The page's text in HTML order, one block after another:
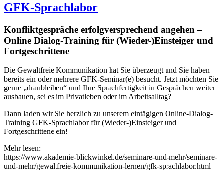
GFK-Sprachlabor
Konfliktgespräche erfolgversprechend angehen –
Online Dialog-Training für (Wieder-)Einsteiger und
Fortgeschrittene
Die Gewaltfreie Kommunikation hat Sie überzeugt und Sie haben
bereits ein oder mehrere GFK-Seminar(e) besucht. Jetzt möchten Sie
gerne „dranbleiben“ und Ihre Sprachfertigkeit in Gesprächen weiter
ausbauen, sei es im Privatleben oder im Arbeitsalltag?
Dann laden wir Sie herzlich zu unserem eintägigen Online-Dialog-
Training GFK-Sprachlabor für (Wieder-)Einsteiger und
Fortgeschrittene ein!
Mehr lesen:
https://www.akademie-blickwinkel.de/seminare-und-mehr/seminare-
und-mehr/gewaltfreie-kommunikation-lernen/gfk-sprachlabor.html